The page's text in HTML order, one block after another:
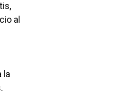
al
la